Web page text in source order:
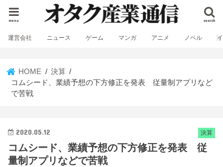
search
menu
運営会社 ニュース ゲーム マンガ アニメ ノベル
HOME
決算
コムシード、業績予想の下方修正を発表 従量制アプリなど
で苦戦
決算
2020.05.12
コムシード、業績予想の下方修正を発表 従
量制アプリなどで苦戦